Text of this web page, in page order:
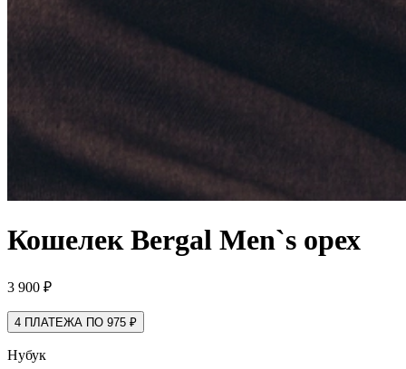
Кошелек Bergal Men`s орех
3 900 ₽
4 ПЛАТЕЖА ПО 975 ₽
Нубук